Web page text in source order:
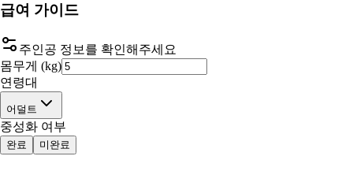
급여 가이드
주인공 정보를 확인해주세요
몸무게 (kg)
연령대
어덜트
중성화 여부
완료 미완료